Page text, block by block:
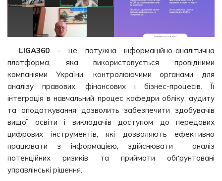
LIGA360– це потужна інформаційно-аналітична
платформа, яка використовується провідними
компаніями України, контролюючими органами для
аналізу правових, фінансових і бізнес-процесів. Її
інтеграція в навчальний процес кафедри обліку, аудиту
та оподаткування дозволить забезпечити здобувачів
вищої освіти і викладачів доступом до передових
цифрових інструментів, які дозволяють ефективно
працювати з інформацією, здійснювати аналіз
потенційних ризиків та приймати обґрунтовані
управлінські рішення.